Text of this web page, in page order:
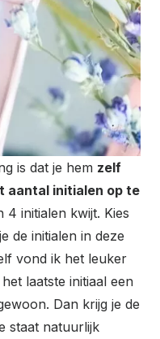
is dat je hem zelf
aantal initialen op te
4 initialen kwijt. Kies
de initialen in deze
vond ik het leuker
laatste initiaal een
Dan krijg je de
staat natuurlijk